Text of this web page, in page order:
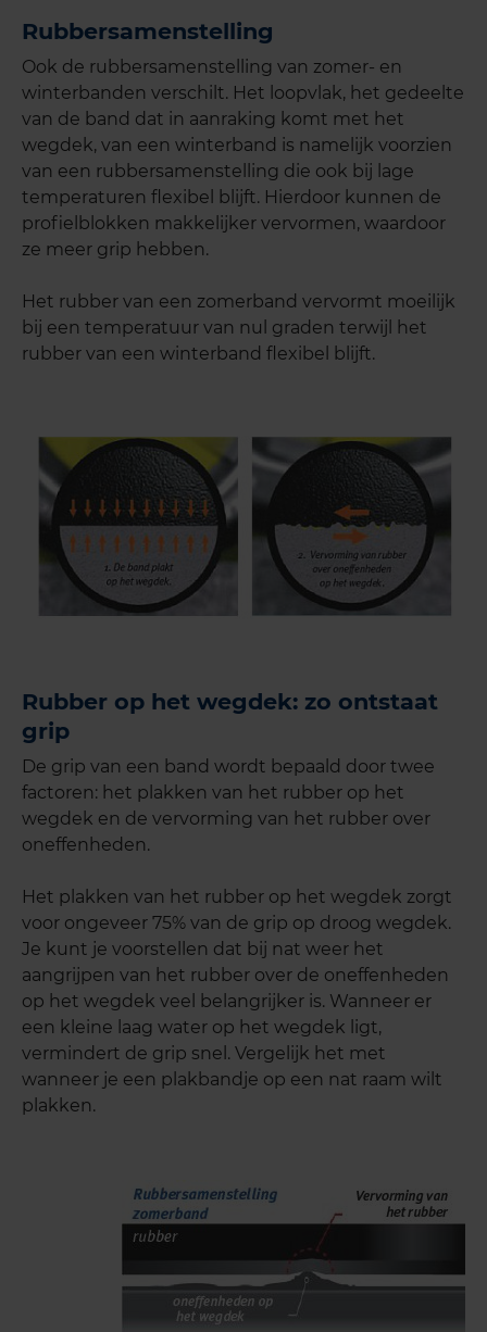
Rubbersamenstelling
Ook de rubbersamenstelling van zomer- en
winterbanden verschilt. Het loopvlak, het gedeelte
van de band dat in aanraking komt met het
wegdek, van een winterband is namelijk voorzien
van een rubbersamenstelling die ook bij lage
temperaturen flexibel blijft. Hierdoor kunnen de
profielblokken makkelijker vervormen, waardoor
ze meer grip hebben.
Het rubber van een zomerband vervormt moeilijk
bij een temperatuur van nul graden terwijl het
rubber van een winterband flexibel blijft.
Rubber op het wegdek: zo ontstaat
grip
De grip van een band wordt bepaald door twee
factoren: het plakken van het rubber op het
wegdek en de vervorming van het rubber over
oneffenheden.
Het plakken van het rubber op het wegdek zorgt
voor ongeveer 75% van de grip op droog wegdek.
Je kunt je voorstellen dat bij nat weer het
aangrijpen van het rubber over de oneffenheden
op het wegdek veel belangrijker is. Wanneer er
een kleine laag water op het wegdek ligt,
vermindert de grip snel. Vergelijk het met
wanneer je een plakbandje op een nat raam wilt
plakken.